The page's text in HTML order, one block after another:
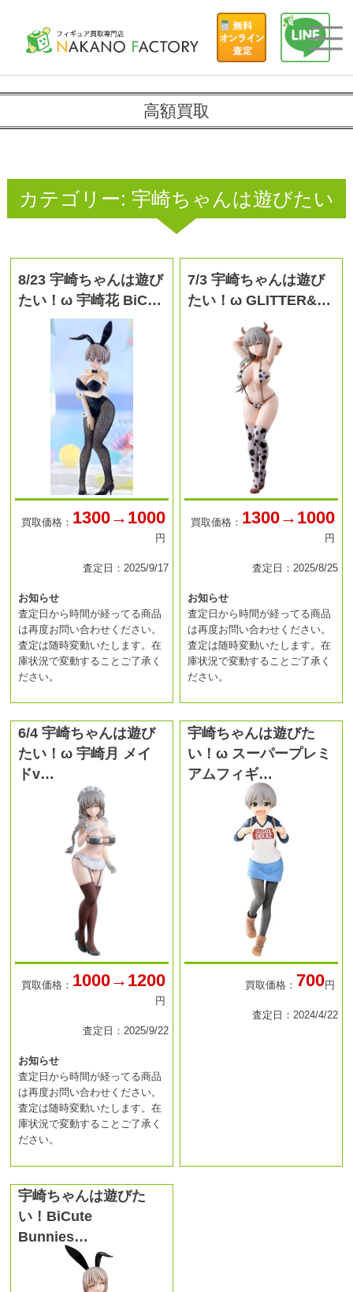
高額買取
カテゴリー: 宇崎ちゃんは遊びたい
8/23 宇崎ちゃんは遊び
たい！ω 宇崎花 BiC…
買取価格： 1300→1000
円
査定日：2025/9/17
お知らせ
査定日から時間が経ってる商品
は再度お問い合わせください。
査定は随時変動いたします。在
庫状況で変動することご了承く
ださい。
7/3 宇崎ちゃんは遊び
たい！ω GLITTER&…
買取価格： 1300→1000
円
査定日：2025/8/25
お知らせ
査定日から時間が経ってる商品
は再度お問い合わせください。
査定は随時変動いたします。在
庫状況で変動することご了承く
ださい。
6/4 宇崎ちゃんは遊び
たい！ω 宇崎月 メイ
ドv…
買取価格： 1000→1200
円
査定日：2025/9/22
お知らせ
査定日から時間が経ってる商品
は再度お問い合わせください。
査定は随時変動いたします。在
庫状況で変動することご了承く
ださい。
宇崎ちゃんは遊びた
い！ω スーパープレミ
アムフィギ…
買取価格： 700円
査定日：2024/4/22
宇崎ちゃんは遊びた
い！BiCute
Bunnies…